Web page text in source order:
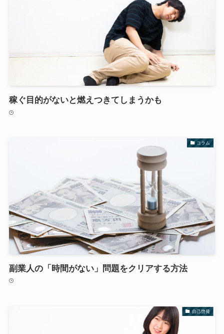
稼ぐ目的がないと燃えつきてしまうかも
コラム
副業人の「時間がない」問題をクリアする方法
自己啓発